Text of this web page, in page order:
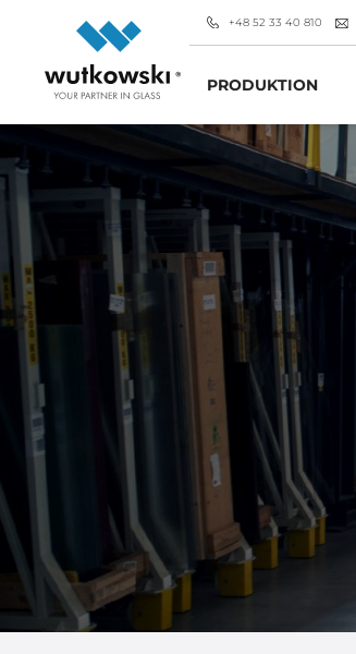
+48 52 33 40 810
PRODUKTION